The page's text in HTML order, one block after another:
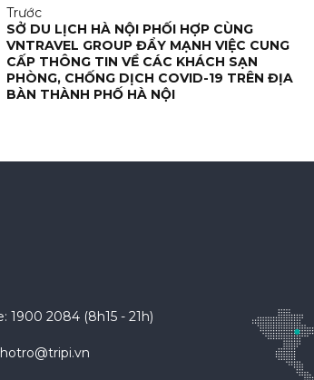
Trước
SỞ DU LỊCH HÀ NỘI PHỐI HỢP CÙNG
VNTRAVEL GROUP ĐẨY MẠNH VIỆC CUNG
CẤP THÔNG TIN VỀ CÁC KHÁCH SẠN
PHÒNG, CHỐNG DỊCH COVID-19 TRÊN ĐỊA
BÀN THÀNH PHỐ HÀ NỘI
1900 2084 (8h15 - 21h)
hotro@tripi.vn